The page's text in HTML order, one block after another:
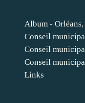
Album -
Conseil
Conseil
Conseil
Links